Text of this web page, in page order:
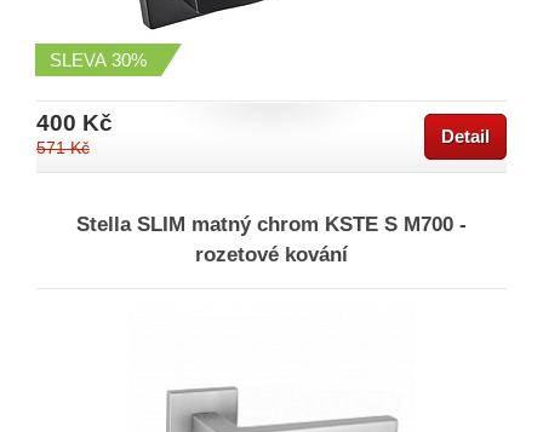
SLEVA 30%
400 Kč
571 Kč
Detail
Stella SLIM matný chrom KSTE S M700 -
rozetové kování